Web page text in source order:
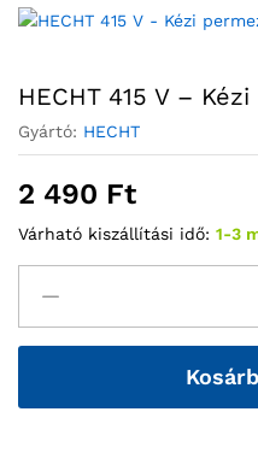
HECHT 415 V –
Gyártó: HECHT
2 490 Ft
Várható kiszállítási idő: 1-3